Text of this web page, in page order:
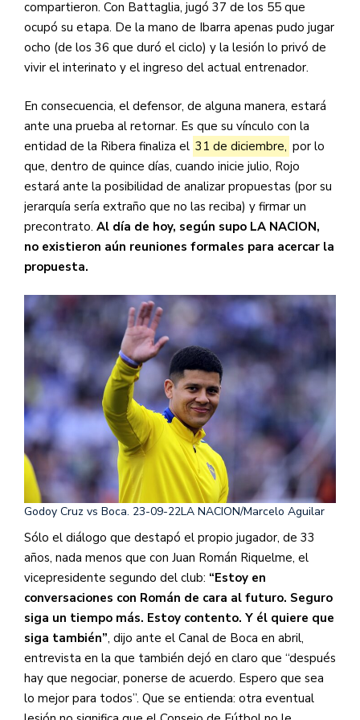
compartieron. Con Battaglia, jugó 37 de los 55 que
ocupó su etapa. De la mano de Ibarra apenas pudo jugar
ocho (de los 36 que duró el ciclo) y la lesión lo privó de
vivir el interinato y el ingreso del actual entrenador.
En consecuencia, el defensor, de alguna manera, estará
ante una prueba al retornar. Es que su vínculo con la
entidad de la Ribera finaliza el 31 de diciembre, por lo
que, dentro de quince días, cuando inicie julio, Rojo
estará ante la posibilidad de analizar propuestas (por su
jerarquía sería extraño que no las reciba) y firmar un
precontrato. Al día de hoy, según supo LA NACION,
no existieron aún reuniones formales para acercar la
propuesta.
Godoy Cruz vs Boca. 23-09-22LA NACION/Marcelo Aguilar
Sólo el diálogo que destapó el propio jugador, de 33
años, nada menos que con Juan Román Riquelme, el
vicepresidente segundo del club: “Estoy en
conversaciones con Román de cara al futuro. Seguro
siga un tiempo más. Estoy contento. Y él quiere que
siga también”, dijo ante el Canal de Boca en abril,
entrevista en la que también dejó en claro que “después
hay que negociar, ponerse de acuerdo. Espero que sea
lo mejor para todos”. Que se entienda: otra eventual